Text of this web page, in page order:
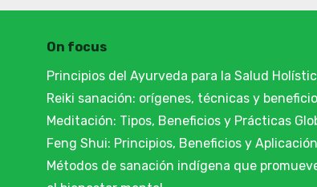
On focus
Principios del Ayurveda para la Salud
Reiki sanación: orígenes, técnicas y
Meditación: Tipos, Beneficios y Prácticas
Feng Shui: Principios, Beneficios y
Métodos de sanación indígena que